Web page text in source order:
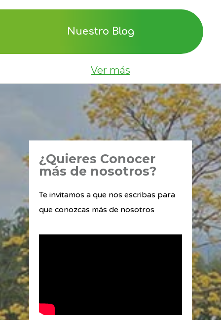
Nuestro Blog
Ver más
¿Quieres Conocer
más de nosotros?
Te invitamos a que nos escribas para
que conozcas más de nosotros